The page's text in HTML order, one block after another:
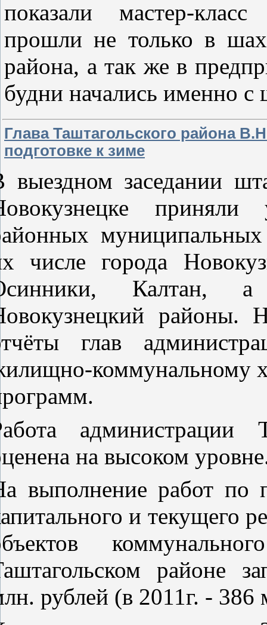
показали мастер-
прошли не только в
района, а так же в
будни начались именно
Глава Таштагольского района
подготовке к зиме
выездном заседании
числе города
Калтан,
районы.
глав
коммунальному
администрации
на высоком
выполнение работ по
и текущего
районе
рублей (в 2011г. - 386